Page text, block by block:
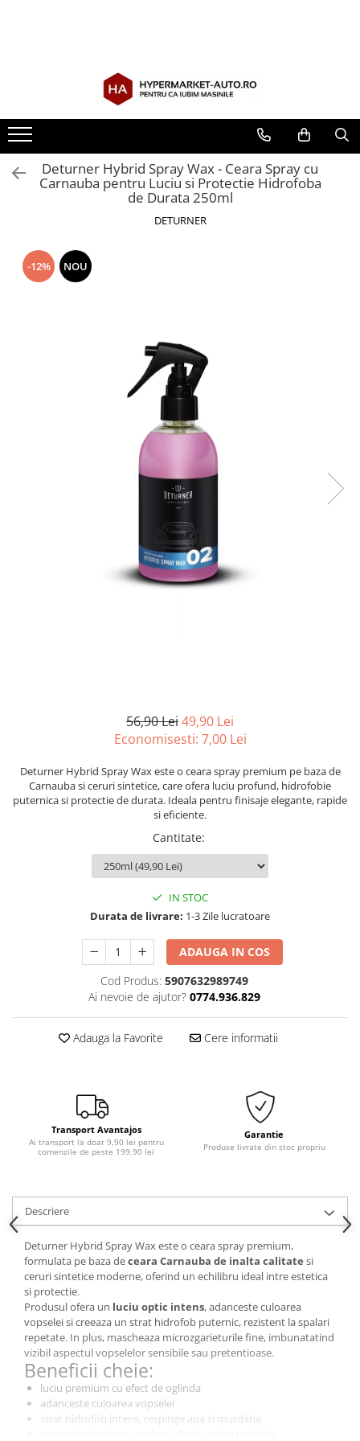
Accesorii auto obligatorii
Accesorii Iarna
Exterior Auto
Stergatoare parbriz
Interior Auto
Covorase Auto
Odorizante auto tip conserva
Odorizante auto ventilatie
Cosmetica si Detailing Auto
Suprafete Plastic Interior
Reconditionare Faruri
Solutii Curatare Exterior
Suprafete Plastic Exterior
Tratament Hidrofob
Carduri si Stick-uri de Memorie
Incarcatoare Auto
Modulatoare FM si MP3 auto
Accesorii biciclete
Accesorii pentru biciclete
Intretinere biciclete
Iluminare Auto
Intretinere si Consumabile
Uleiuri si Aditivi
Antigel Auto
Cabluri si Accesorii Acumulatori
Canistre Auto
Intretinere Generala
Reparatii Roti
Sigurante Auto
Oferte si Promotii
Scule si Echipamente
Scule auto
Chingi si accesorii transport
Depanare Auto
Deturner Hybrid Spray Wax - Ceara Spray cu
Carnauba pentru Luciu si Protectie Hidrofoba
de Durata 250ml
DETURNER
-12% NOU
56,90 Lei49,90 Lei
Economisesti: 7,00 Lei
Deturner Hybrid Spray Wax este o ceara spray premium pe baza de
Carnauba si ceruri sintetice, care ofera luciu profund, hidrofobie
puternica si protectie de durata. Ideala pentru finisaje elegante, rapide
si eficiente.
Cantitate:
IN STOC
Durata de livrare: 1-3 Zile lucratoare
ADAUGA IN COS
Cod Produs: 5907632989749
Ai nevoie de ajutor? 0774.936.829
Adauga la Favorite Cere informatii
Transport Avantajos
Ai transport la doar 9,90 lei pentru
comenzile de peste 199,90 lei
Garantie
Produse livrate din stoc propriu
Descriere
Deturner Hybrid Spray Wax este o ceara spray premium,
formulata pe baza deceara Carnauba de inalta calitate si
ceruri sintetice moderne, oferind un echilibru ideal intre estetica
si protectie.
Produsul ofera un luciu optic intens, adanceste culoarea
vopselei si creeaza un strat hidrofob puternic, rezistent la spalari
repetate. In plus, mascheaza microzgarieturile fine, imbunatatind
vizibil aspectul vopselelor sensibile sau pretentioase.
Beneficii cheie:
luciu premium cu efect de oglinda
adanceste culoarea vopselei
strat hidrofob intens, respinge apa si murdaria